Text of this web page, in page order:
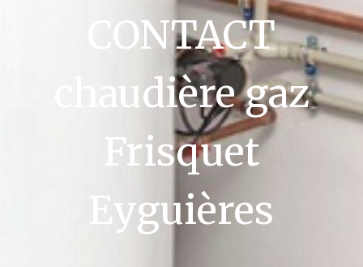
CONTACT
chaudière gaz
Frisquet
Eyguières